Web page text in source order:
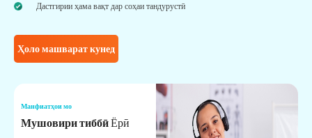
Дастгирии ҳама вақт дар соҳаи тандурустӣ
Ҳоло машварат кунед
Манфиатҳои мо
Мушовири тиббӣЁрӣ